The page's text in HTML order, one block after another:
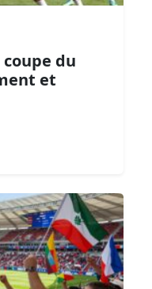
du
et